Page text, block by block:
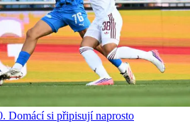
Domácí si připisují naprosto